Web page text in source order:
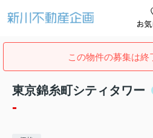
お
この物件の募集は終
東京錦糸町シティタワー
-